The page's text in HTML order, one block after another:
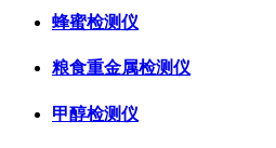
蜂蜜检测仪
粮食重金属检测仪
甲醇检测仪